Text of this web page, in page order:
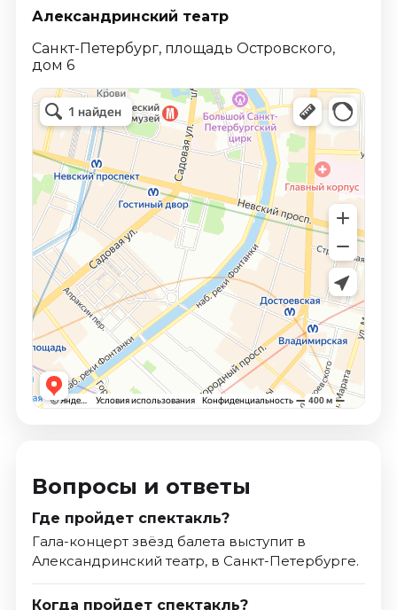
Александринский театр
Санкт-Петербург, площадь Островского,
дом 6
Вопросы и ответы
Где пройдет спектакль?
Гала-концерт звёзд балета выступит в
Александринский театр, в Санкт-Петербурге.
Когда пройдет спектакль?